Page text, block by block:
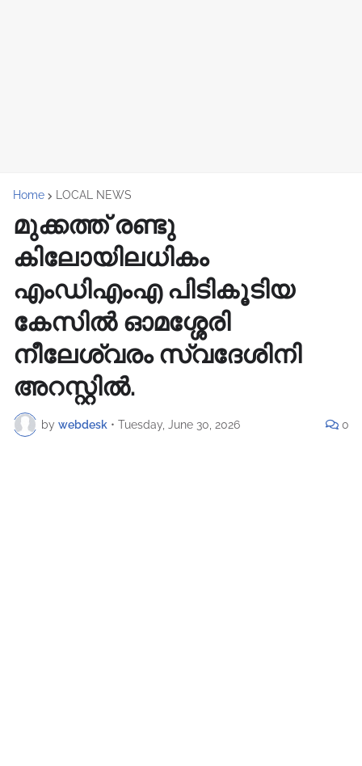
Home LOCAL NEWS
മുക്കത്ത് രണ്ടു
കിലോയിലധികം
എംഡിഎംഎ പിടികൂടിയ
കേസിൽ ഓമശ്ശേരി
നീലേശ്വരം സ്വദേശിനി
അറസ്റ്റിൽ.
by webdesk • Tuesday, June 30, 2026 0